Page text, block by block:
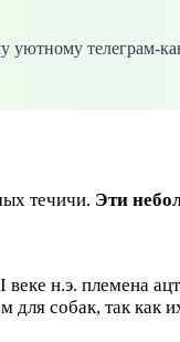
телеграм-
течичи. Эти
н.э. племена
для собак, так